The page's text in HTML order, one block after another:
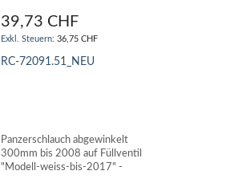
39,73 CHF
36,75 CHF
RC-72091.51_NEU
Panzerschlauch abgewinkelt
300mm bis 2008 auf Füllventil
"Modell-weiss-bis-2017" -